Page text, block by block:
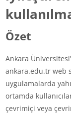
Özet
Ankara
ankara.edu.tr web
uygulamalarda
ortamda
çevrimiçi veya